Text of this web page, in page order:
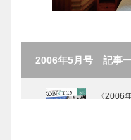
2006年5月号 記事
〈2006